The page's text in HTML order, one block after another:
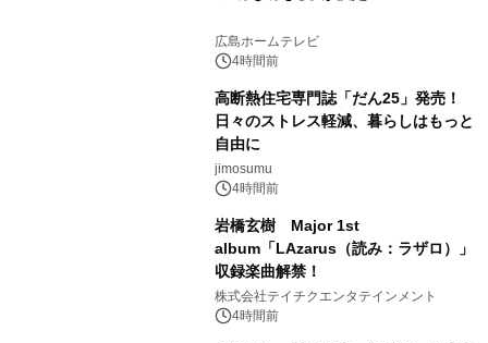
広島ホームテレビ
4時間前
高断熱住宅専門誌「だん25」発売！
日々のストレス軽減、暮らしはもっと
自由に
jimosumu
4時間前
岩橋玄樹 Major 1st
album「LAzarus（読み：ラザロ）」
収録楽曲解禁！
株式会社テイチクエンタテインメント
4時間前